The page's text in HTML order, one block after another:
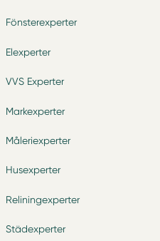
Fönsterexperter
Elexperter
VVS Experter
Markexperter
Måleriexperter
Husexperter
Reliningexperter
Städexperter